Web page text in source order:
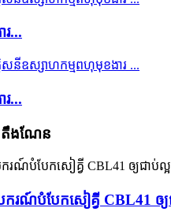
...
...
តឹងណែន
រណ៍បំបែកសៀគ្វី CBL41 ឲ្យ